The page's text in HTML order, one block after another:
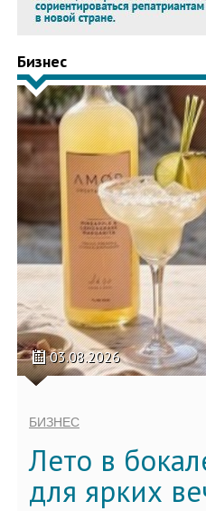
Бизнес
03.08.2026
БИЗНЕС
Лето в
для ярких